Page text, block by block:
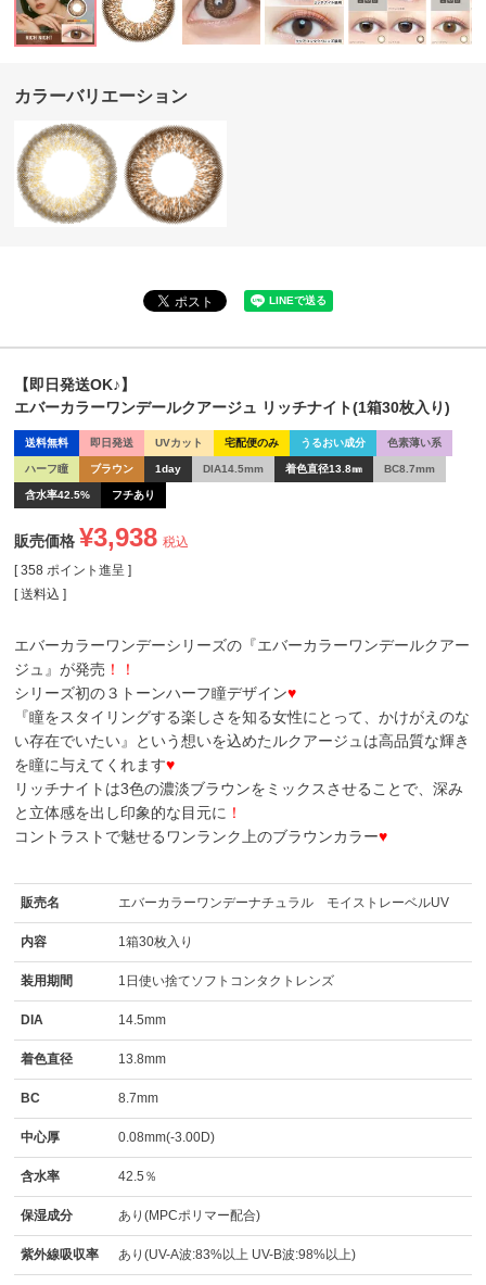
カラーバリエーション
【即日発送OK♪】
エバーカラーワンデールクアージュ リッチナイト(1箱30枚入り)
送料無料 即日発送 UVカット 宅配便のみ うるおい成分 色素薄い系
ハーフ瞳 ブラウン 1day DIA14.5mm 着色直径13.8㎜ BC8.7mm
含水率42.5% フチあり
販売価格 ¥3,938 税込
[ 358 ポイント進呈 ]
送料込
エバーカラーワンデーシリーズの『エバーカラーワンデールクアー
ジュ』が発売 ！！
シリーズ初の３トーンハーフ瞳デザイン♥
『瞳をスタイリングする楽しさを知る女性にとって、かけがえのな
い存在でいたい』という想いを込めたルクアージュは高品質な輝き
を瞳に与えてくれます♥
リッチナイトは3色の濃淡ブラウンをミックスさせることで、深み
と立体感を出し印象的な目元に ！
コントラストで魅せるワンランク上のブラウンカラー♥
販売名 エバーカラーワンデーナチュラル モイストレーベルUV
内容 1箱30枚入り
装用期間 1日使い捨てソフトコンタクトレンズ
DIA 14.5mm
着色直径 13.8mm
BC 8.7mm
中心厚 0.08mm(-3.00D)
含水率 42.5％
保湿成分 あり(MPCポリマー配合)
紫外線吸収率 あり(UV-A波:83%以上 UV-B波:98%以上)